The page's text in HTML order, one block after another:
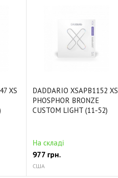
XS
DADDARIO XSAPB1152 XS
PHOSPHOR BRONZE
CUSTOM LIGHT (11-52)
На складі
977 грн.
США